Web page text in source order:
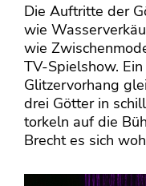
Die Auftritte der
wie
wie
TV-Spielshow.
Glitzervorhang
drei Götter in
torkeln auf die
Brecht es sich